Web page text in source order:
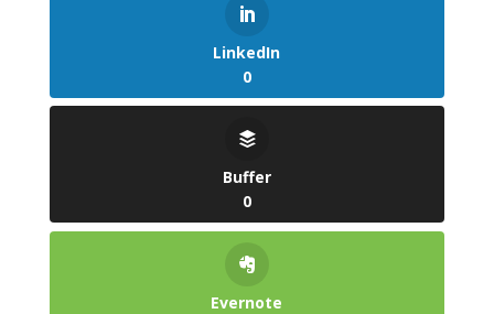
LinkedIn
0
Buffer
0
Evernote